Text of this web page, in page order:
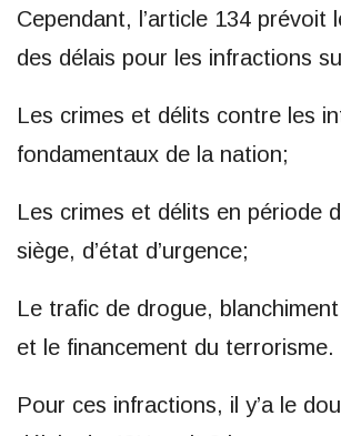
Cependant, l’article 134 prévoit
des délais pour les infractions
Les crimes et délits contre les
fondamentaux de la nation;
Les crimes et délits en période
siège, d’état d’urgence;
Le trafic de drogue,
et le financement du terrorisme.
Pour ces infractions, il y’a le